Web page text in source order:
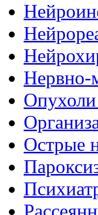
Нервно-
Острые